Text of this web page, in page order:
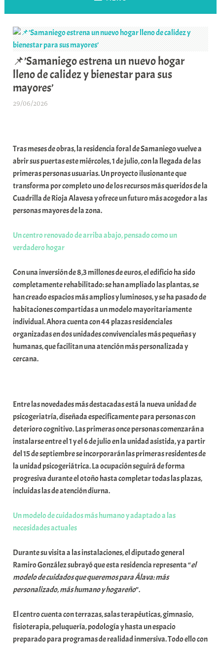
📌’Samaniego estrena un nuevo hogar
lleno de calidez y bienestar para sus
mayores’
29/06/2026
a
r
E
r
r
i
x
a
o
m
u
n
i
t
a
Tras meses de obras, la residencia foral de Samaniego vuelve a
abrir sus puertas este miércoles, 1 de julio, con la llegada de las
primeras personas usuarias. Un proyecto ilusionante que
transforma por completo uno de los recursos más queridos de la
Cuadrilla de Rioja Alavesa y ofrece un futuro más acogedor a las
personas mayores de la zona.
Un centro renovado de arriba abajo, pensado como un
verdadero hogar
Con una inversión de 8,3 millones de euros, el edificio ha sido
completamente rehabilitado: se han ampliado las plantas, se
han creado espacios más amplios y luminosos, y se ha pasado de
habitaciones compartidas a un modelo mayoritariamente
individual. Ahora cuenta con 44 plazas residenciales
organizadas en dos unidades convivenciales más pequeñas y
humanas, que facilitan una atención más personalizada y
cercana.
Entre las novedades más destacadas está la nueva unidad de
psicogeriatría, diseñada específicamente para personas con
deterioro cognitivo. Las primeras once personas comenzarán a
instalarse entre el 1 y el 6 de julio en la unidad asistida, y a partir
del 15 de septiembre se incorporarán las primeras residentes de
la unidad psicogeriátrica. La ocupación seguirá de forma
progresiva durante el otoño hasta completar todas las plazas,
incluidas las de atención diurna.
Un modelo de cuidados más humano y adaptado a las
necesidades actuales
Durante su visita a las instalaciones, el diputado general
Ramiro González subrayó que esta residencia representa “el
modelo de cuidados que queremos para Álava: más
personalizado, más humano y hogareño”.
El centro cuenta con terrazas, salas terapéuticas, gimnasio,
fisioterapia, peluquería, podología y hasta un espacio
preparado para programas de realidad inmersiva. Todo ello con